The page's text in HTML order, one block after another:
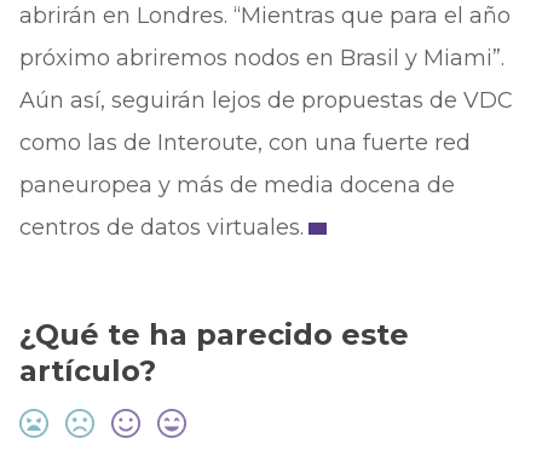
abrirán en Londres. “Mientras que para el año
próximo abriremos nodos en Brasil y Miami”.
Aún así, seguirán lejos de propuestas de VDC
como las de Interoute, con una fuerte red
paneuropea y más de media docena de
centros de datos virtuales.
¿Qué te ha parecido este
artículo?